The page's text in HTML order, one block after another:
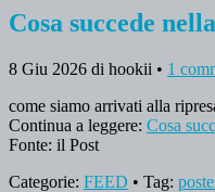
Cosa succede
8 Giu 2026 di hookii • 1
come siamo arrivati alla
Continua a leggere: Cosa
Fonte: il Post
Categorie: FEED • Tag: